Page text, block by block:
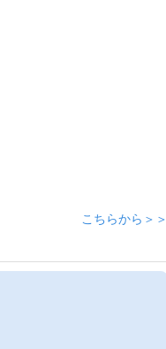
こちらから＞＞